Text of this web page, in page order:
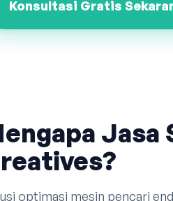
Konsultasi Gratis
Jasa
optimasi mesin pencari